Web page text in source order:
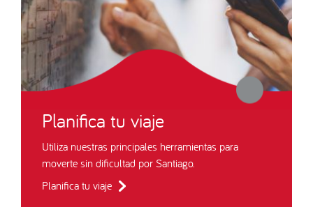
Planifica tu viaje
Utiliza nuestras principales herramientas para
moverte sin dificultad por Santiago.
Planifica tu viaje